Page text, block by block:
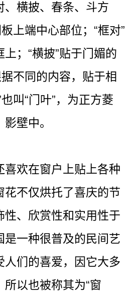
、横披、春条、斗方
上端中心部位；“框对”
；“横披”贴于门媚的
不同的内容，贴于相
叫“门叶”，为正方菱
壁中。
喜欢在窗户上贴上各种
不仅烘托了喜庆的节
性、欣赏性和实用性于
是一种很普及的民间艺
人们的喜爱，因它大多
以也被称其为“窗